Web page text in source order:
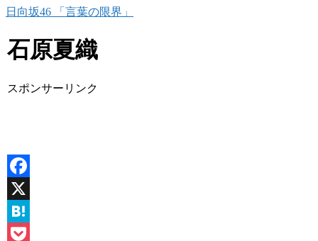
日向坂46 「言葉の限界」
石原夏織
スポンサーリンク
Facebook
X
Hatena